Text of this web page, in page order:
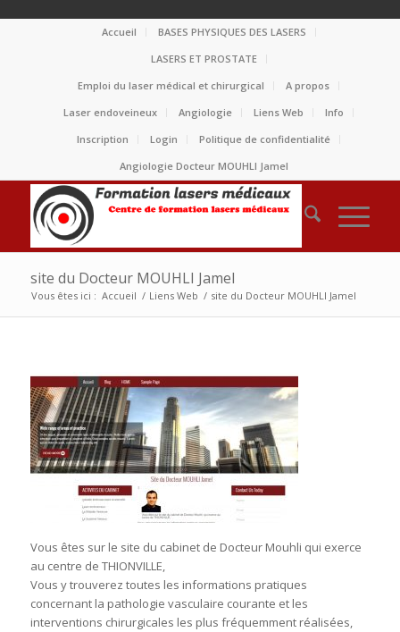
Accueil
BASES PHYSIQUES DES LASERS
LASERS ET PROSTATE
Emploi du laser médical et chirurgical
A propos
Laser endoveineux
Angiologie Liens Web
Info
Inscription
Login
Politique de confidentialité
Angiologie Docteur MOUHLI Jamel
site du Docteur MOUHLI Jamel
Vous êtes ici : Accueil / Liens Web / site du Docteur MOUHLI Jamel
Vous êtes sur le site du cabinet de Docteur Mouhli qui exerce
au centre de THIONVILLE,
Vous y trouverez toutes les informations pratiques
concernant la pathologie vasculaire courante et les
interventions chirurgicales les plus fréquemment réalisées,